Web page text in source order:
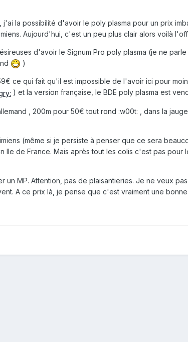
la possibilité d'avoir le poly plasma pour un prix
Aujourd'hui, c'est un peu plus clair alors voilà
d'avoir le Signum Pro poly plasma (je ne
)
ce qui fait qu'il est impossible de l'avoir ici pour
) et la version française, le BDE poly plasma est
, 200m pour 50€ tout rond :w00t: , dans la
(même si je persiste à penser que ce sera
Ile de France. Mais après tout les colis c'est pas pour
MP. Attention, pas de plaisantieries. Je ne veux
A ce prix là, je pense que c'est vraiment une